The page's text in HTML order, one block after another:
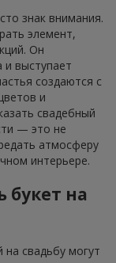
знак внимания.
элемент,
Он
выступает
создаются с
и
свадебный
— это не
атмосферу
интерьере.
букет на
свадьбу могут